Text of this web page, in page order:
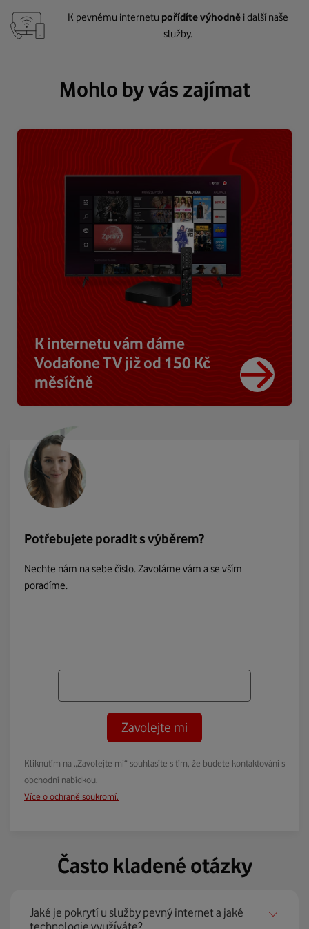
K pevnému internetu pořídíte výhodně i další naše
služby.
Mohlo by vás zajímat
K internetu vám dáme
Vodafone TV již od 150 Kč
měsíčně
Potřebujete poradit s výběrem?
Nechte nám na sebe číslo. Zavoláme vám a se vším
poradíme.
Zavolejte mi
Kliknutím na „Zavolejte mi“ souhlasíte s tím, že budete kontaktováni s
obchodní nabídkou.
Více o ochraně soukromí.
Často kladené otázky
Jaké je pokrytí u služby pevný internet a jaké
technologie využíváte?